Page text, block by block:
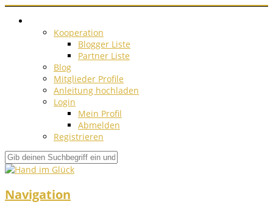
Kooperation
Blogger Liste
Partner Liste
Blog
Mitglieder Profile
Anleitung hochladen
Login
Mein Profil
Abmelden
Registrieren
Navigation